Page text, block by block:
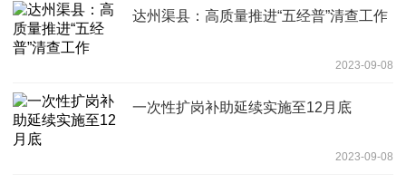
达州渠县：高质量推进“五经普”清查工作
2023-09-08
一次性扩岗补助延续实施至12月底
2023-09-08